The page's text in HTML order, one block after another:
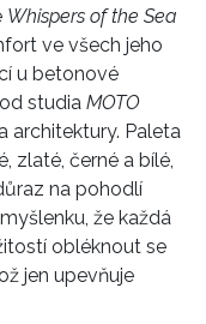
Whispers of the Sea
ve všech jeho
u betonové
studia MOTO
architektury. Paleta
zlaté, černé a bílé,
na pohodlí
že každá
obléknout se
jen upevňuje